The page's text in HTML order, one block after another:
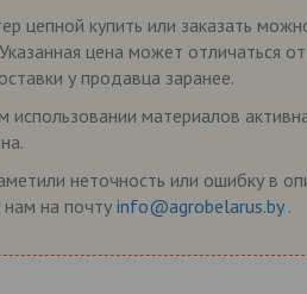
цепной купить или заказать
цена может отличаться
у продавца заранее.
материалов
неточность или ошибку в
на почтуinfo@agrobelarus.by .